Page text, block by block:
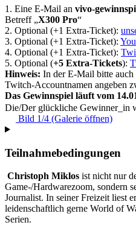
1. Eine E-Mail an vivo-
Betreff „X300 Pro“
2. Optional (+1 Extra-Ticket):
3. Optional (+1 Extra-Ticket):
4. Optional (+1 Extra-Ticket):
5. Optional (+5 Extra-Tickets):
Hinweis: In der E-Mail bitte auch
Twitch-Accountnamen angeben
Das Gewinnspiel läuft vom
Die/Der glückliche Gewinner_in
Bild 1/4 (Galerie öffnen)
Teilnahmebedingungen
Christoph Miklos ist nicht nur
Game-/Hardwarezoom, sondern
Journalist. In seiner Freizeit
leidenschaftlich gerne World of
Serien.